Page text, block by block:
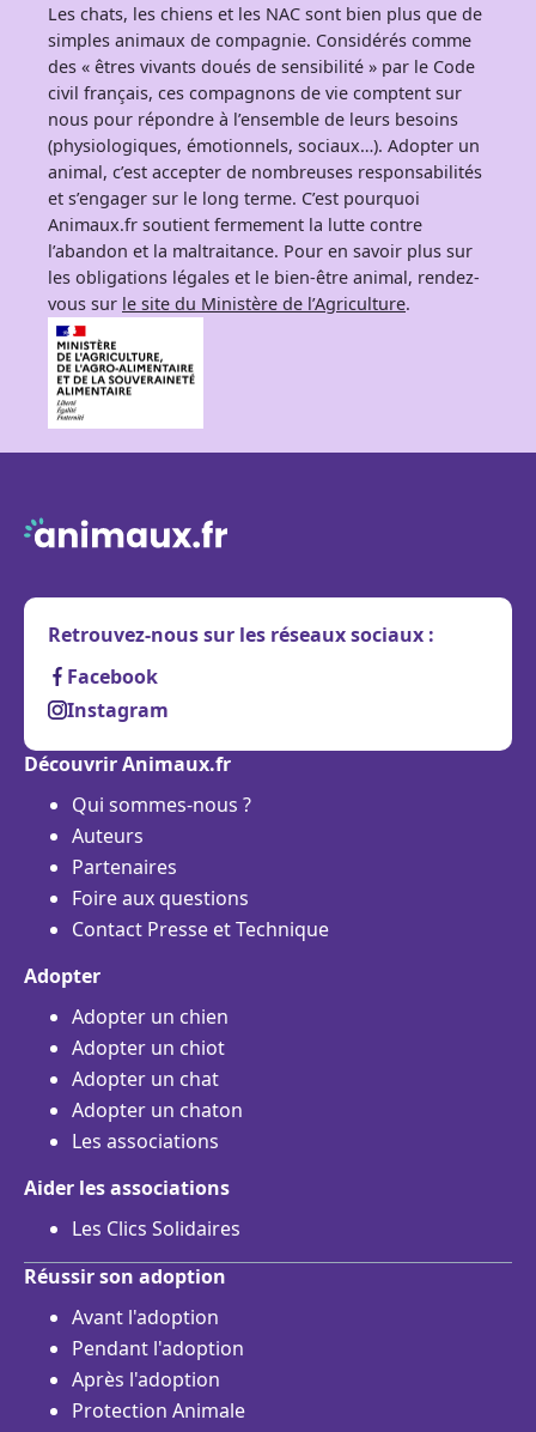
Les chats, les chiens et les NAC sont bien plus que de
simples animaux de compagnie. Considérés comme
des « êtres vivants doués de sensibilité » par le Code
civil français, ces compagnons de vie comptent sur
nous pour répondre à l’ensemble de leurs besoins
(physiologiques, émotionnels, sociaux…). Adopter un
animal, c’est accepter de nombreuses responsabilités
et s’engager sur le long terme. C’est pourquoi
Animaux.fr soutient fermement la lutte contre
l’abandon et la maltraitance. Pour en savoir plus sur
les obligations légales et le bien-être animal, rendez-
vous sur le site du Ministère de l’Agriculture.
Retrouvez-nous sur les réseaux sociaux :
Facebook
Instagram
Découvrir Animaux.fr
Qui sommes-nous ?
Auteurs
Partenaires
Foire aux questions
Contact Presse et Technique
Adopter
Adopter un chien
Adopter un chiot
Adopter un chat
Adopter un chaton
Les associations
Aider les associations
Les Clics Solidaires
Réussir son adoption
Avant l'adoption
Pendant l'adoption
Après l'adoption
Protection Animale